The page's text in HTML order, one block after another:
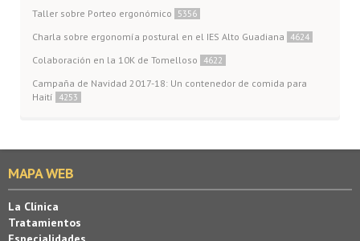
Taller sobre Porteo ergonómico 5356
Charla sobre ergonomía postural en el IES Alto Guadiana 4624
Colaboración en la 10K de Tomelloso 4622
Campaña de Navidad 2017-18: Un contenedor de comida para
Haití
4253
MAPA WEB
La Clínica
Tratamientos